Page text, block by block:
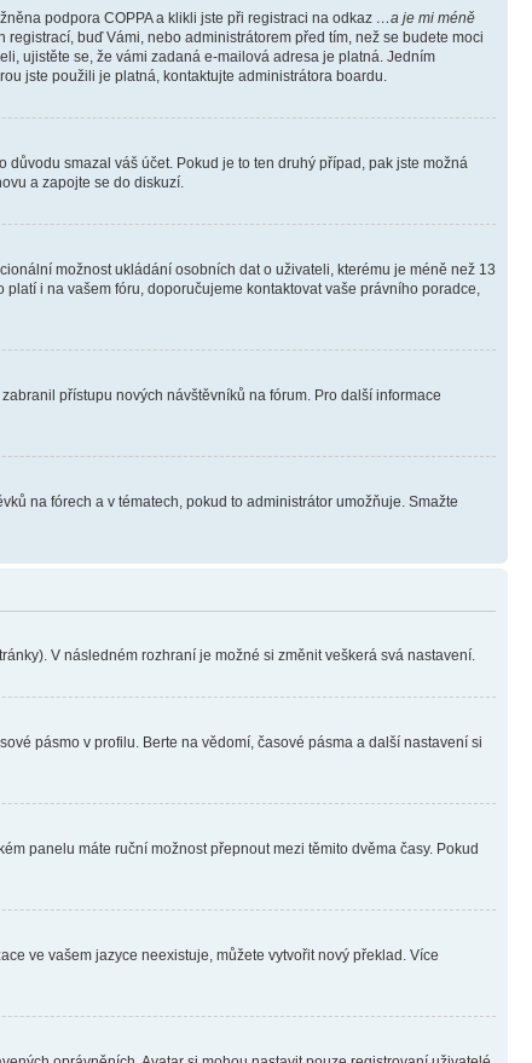
podpora COPPA a klikli jste při registraci na odkaz …a je mi méně
buď Vámi, nebo administrátorem před tím, než se budete moci
ujistěte se, že vámi zadaná e-mailová adresa je platná. Jedním
jste použili je platná, kontaktujte administrátora boardu.
smazal váš účet. Pokud je to ten druhý případ, pak jste možná
a zapojte se do diskuzí.
možnost ukládání osobních dat o uživateli, kterému je méně než 13
i na vašem fóru, doporučujeme kontaktovat vaše právního poradce,
přístupu nových návštěvníků na fórum. Pro další informace
na fórech a v tématech, pokud to administrátor umožňuje. Smažte
V následném rozhraní je možné si změnit veškerá svá nastavení.
pásmo v profilu. Berte na vědomí, časové pásma a další nastavení si
panelu máte ruční možnost přepnout mezi těmito dvěma časy. Pokud
ve vašem jazyce neexistuje, můžete vytvořit nový překlad. Více